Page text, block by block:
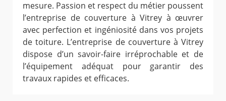
mesure. Passion et respect du métier poussent
l’entreprise de couverture à Vitrey à œuvrer
avec perfection et ingéniosité dans vos projets
de toiture. L’entreprise de couverture à Vitrey
dispose d’un savoir-faire irréprochable et de
l’équipement adéquat pour garantir des
travaux rapides et efficaces.